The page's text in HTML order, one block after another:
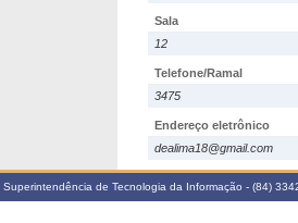
Sala
12
Telefone/Ramal
3475
Endereço eletrônico
dealima18@gmail.com
Superintendência de Tecnologia da Informação - (84)